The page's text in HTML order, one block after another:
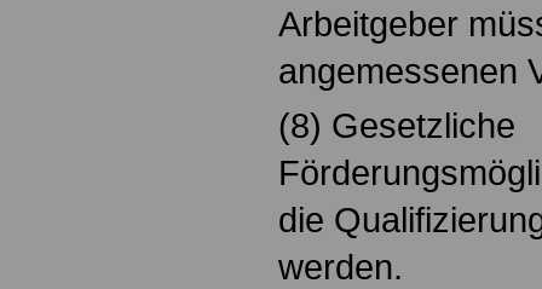
Arbeitgeber
angemessenen
(8) Gesetzliche
die
werden.